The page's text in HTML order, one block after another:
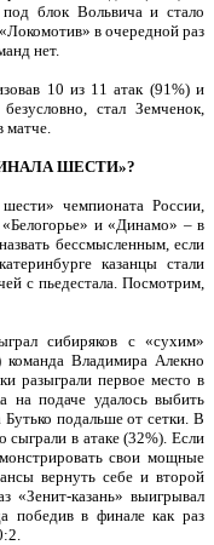
блок Вольвича и стало
в очередной раз
нет.
10 из 11 атак (91%) и
стал Земченок,
матче.
ШЕСТИ»?
чемпионата России,
и «Динамо» – в
бессмысленным, если
казанцы стали
с пьедестала. Посмотрим,
сибиряков с «сухим»
Владимира Алекно
разыграли первое место в
на подаче удалось выбить
подальше от сетки. В
сыграли в атаке (32%). Если
свои мощные
вернуть себе и второй
«Зенит-казань» выигрывал
победив в финале как раз